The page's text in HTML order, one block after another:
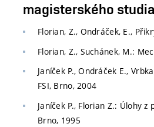
magisterského studia
Florian, Z., Ondráček, E.,
Florian, Z., Suchánek, M.:
Janíček P., Ondráček E.,
FSI, Brno, 2004
Janíček P., Florian Z.: Úlohy
Brno, 1995